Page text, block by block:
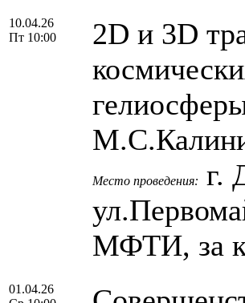
10.04.26
Пт 10:00
2D и 3D
Место проведения:
г.
МФТИ, за
01.04.26